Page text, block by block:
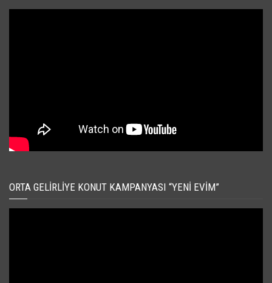
ORTA GELIRLIYE KONUT KAMPANYASI “YENI EVIM”